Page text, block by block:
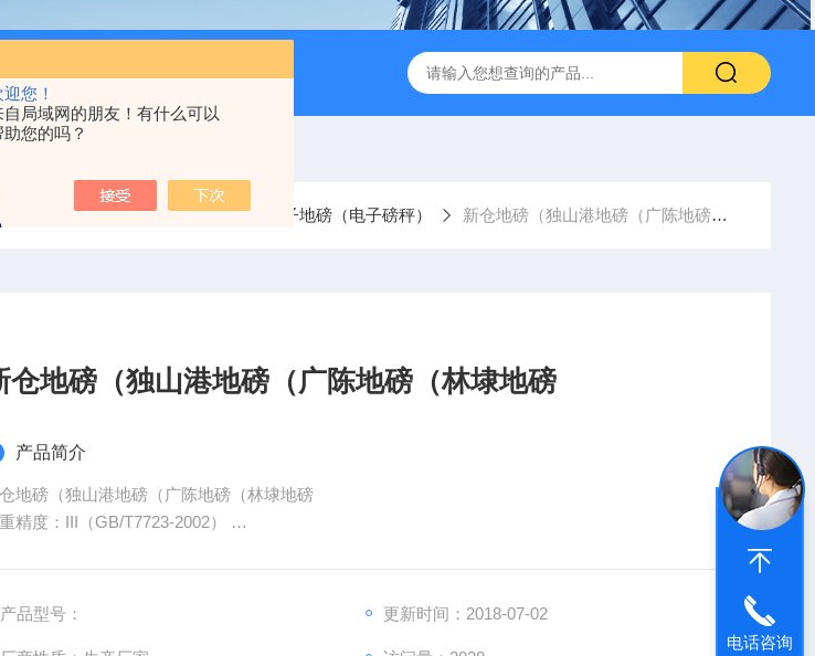
您！
自局域网的朋友！有什么可以
助您的吗？
D2008-W柯力D2008-W数字仪表 D39-W-CAN物联网称重显示仪表宁波
电子地磅（上海地磅） 打印电子地磅（电子磅秤） 新仓地磅（独山港地磅（广陈地磅（林埭地磅
仓地磅（独山港地磅（广陈地磅（林埭地磅
产品简介
地磅（独山港地磅（广陈地磅（林埭地磅
精度：III（GB/T7723-2002）
示模式：6位LED显示。
产品型号： 更新时间：2018-07-02
电话咨询